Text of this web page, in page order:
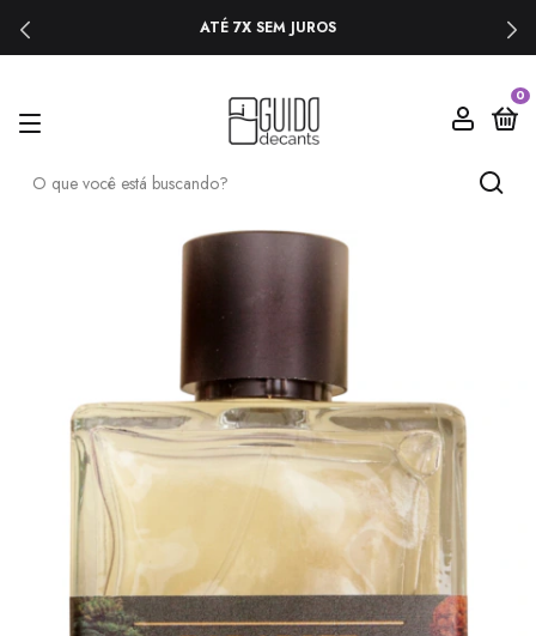
ATÉ 7X SEM JUROS
0